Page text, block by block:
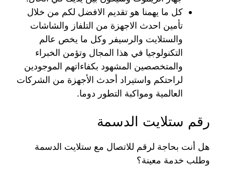
كل ما يهمنا هو تقديم الافضل لكم من خلال
تأمين احدث الاجهزة من التلفاز والشاشات
والستلايت والرسيفر وكل ما يخص عالم
التكنولوجيا في هذا المجال وتؤمن الخبراء
والمتخصصين المشهود بكفاءاتهم الموجودين
لراحتكم واستيراد أحدث الأجهزة من الشركات
العالمية ومواكبة التطور دوما.
رقم ستلايت الدسمة
هل أنت بحاجة لرقم للاتصال مع ستلايت الدسمة
وطلب خدمة معينة؟